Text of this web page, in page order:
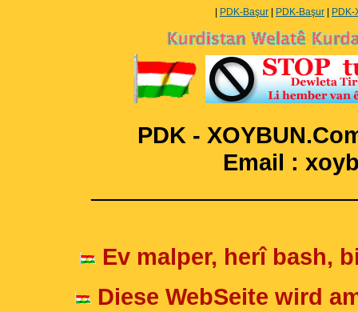
PDK-Başur PDK-Başur
PDK -
Email :
Ev malper, herî bash,
Diese WebSeite wird